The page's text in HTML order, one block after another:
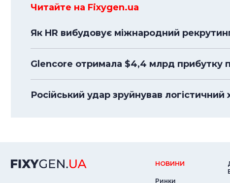
Читайте на Fixygen.ua
Як HR вибудовує міжнародний
Glencore отримала $4,4 млрд прибутку
Російський удар зруйнував
НОВИНИ
Ринки